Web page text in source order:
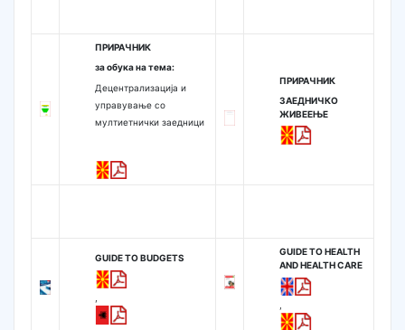
ПРИРАЧНИК
за обука на тема:
Децентрализација и
управување со
мултиетнички заедници
ПРИРАЧНИК
ЗАЕДНИЧКО
ЖИВЕЕЊЕ
GUIDE TO BUDGETS
GUIDE TO HEALTH
AND HEALTH CARE